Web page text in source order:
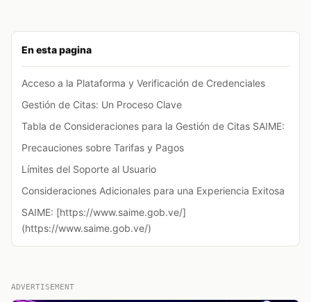
En esta pagina
Acceso a la Plataforma y Verificación de Credenciales
Gestión de Citas: Un Proceso Clave
Tabla de Consideraciones para la Gestión de Citas SAIME:
Precauciones sobre Tarifas y Pagos
Límites del Soporte al Usuario
Consideraciones Adicionales para una Experiencia Exitosa
SAIME: [https://www.saime.gob.ve/]
(https://www.saime.gob.ve/)
ADVERTISEMENT